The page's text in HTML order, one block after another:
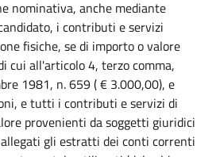
nominativa, anche mediante
i contributi e servizi
fisiche, se di importo o valore
cui all'articolo 4, terzo comma,
1981, n. 659 ( € 3.000,00), e
e tutti i contributi e servizi di
provenienti da soggetti giuridici
gli estratti dei conti correnti